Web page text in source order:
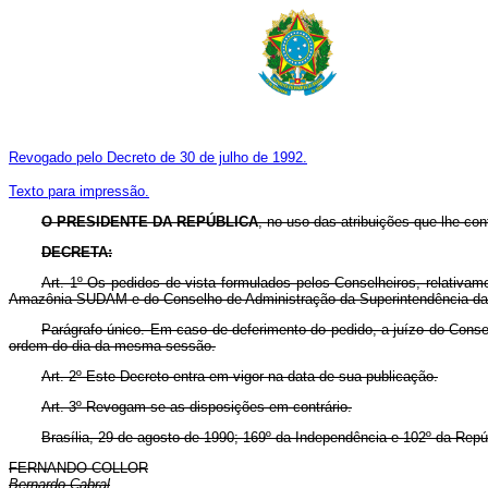
Revogado pelo Decreto de 30 de julho de 1992.
Texto para impressão.
O PRESIDENTE DA REPÚBLICA, no uso das atribuições que lhe
DECRETA:
Art. 1º Os pedidos de vista formulados pelos Conselheiros,
Amazônia SUDAM e do Conselho de Administração da Superintendência
Parágrafo único. Em caso de deferimento do pedido, a juízo do
ordem do dia da mesma sessão.
Art. 2º Este Decreto entra em vigor na data de sua publicação.
Art. 3º Revogam-se as disposições em contrário.
Brasília, 29 de agosto de 1990; 169º da Independência e 102º da
FERNANDO COLLOR
Bernardo Cabral